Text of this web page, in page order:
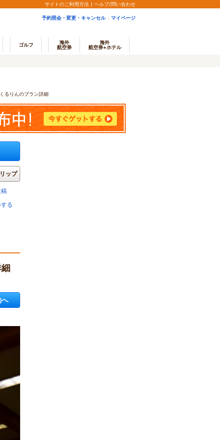
サイトのご利用方法 ヘルプ/問い合わせ
予約照会・変更・キャンセル マイページ
ゴルフ
海外
航空券
海外
航空券+ホテル
るりんのプラン詳細
ップ
る
へ